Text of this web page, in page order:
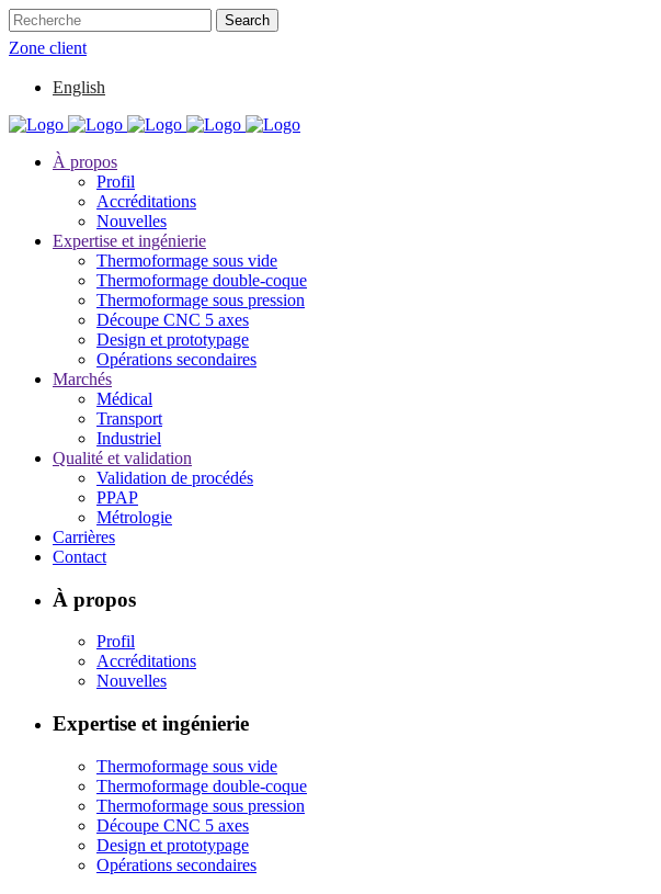
Zone client
English
À propos
Profil
Accréditations
Nouvelles
Expertise et ingénierie
Thermoformage sous vide
Thermoformage double-coque
Thermoformage sous pression
Découpe CNC 5 axes
Design et prototypage
Opérations secondaires
Marchés
Médical
Transport
Industriel
Qualité et validation
Validation de procédés
PPAP
Métrologie
Carrières
Contact
À propos
Profil
Accréditations
Nouvelles
Expertise et ingénierie
Thermoformage sous vide
Thermoformage double-coque
Thermoformage sous pression
Découpe CNC 5 axes
Design et prototypage
Opérations secondaires